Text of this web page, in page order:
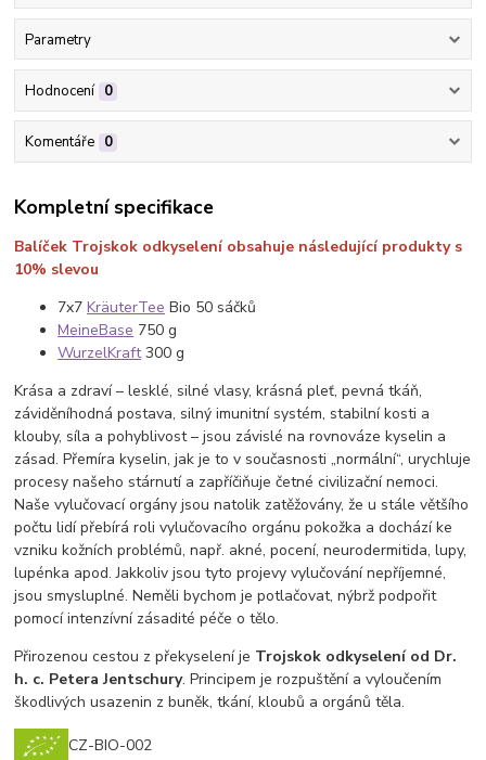
Parametry
Hodnocení 0
Komentáře 0
Kompletní specifikace
Balíček Trojskok odkyseleníobsahuje následující produkty s
10% slevou
7x7KräuterTee Bio 50 sáčků
MeineBase 750 g
WurzelKraft300 g
Krása a zdraví – lesklé, silné vlasy, krásná pleť, pevná tkáň,
záviděníhodná postava, silný imunitní systém, stabilní kosti a
klouby, síla a pohyblivost – jsou závislé na rovnováze kyselin a
zásad. Přemíra kyselin, jak je to v současnosti „normální“, urychluje
procesy našeho stárnutí a zapříčiňuje četné civilizační nemoci.
Naše vylučovací orgány jsou natolik zatěžovány, že u stále většího
počtu lidí přebírá roli vylučovacího orgánu pokožka a dochází ke
vzniku kožních problémů, např. akné, pocení, neurodermitida, lupy,
lupénka apod. Jakkoliv jsou tyto projevy vylučování nepříjemné,
jsou smysluplné. Neměli bychom je potlačovat, nýbrž podpořit
pomocí intenzívní zásadité péče o tělo.
Přirozenou cestou z překyselení je Trojskok odkyselení od Dr.
h. c. Petera Jentschury. Principem je rozpuštění a vyloučením
škodlivých usazenin z buněk, tkání, kloubů a orgánů těla.
CZ-BIO-002